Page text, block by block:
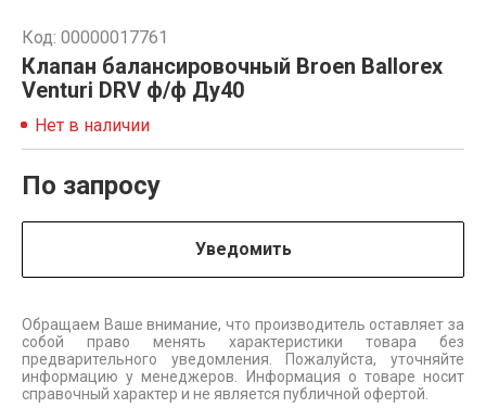
Код: 00000017761
Клапан балансировочный Broen Ballorex
Venturi DRV ф/ф Ду40
Нет в наличии
По запросу
Уведомить
Обращаем Ваше внимание, что производитель оставляет за
собой право менять характеристики товара без
предварительного уведомления. Пожалуйста, уточняйте
информацию у менеджеров. Информация о товаре носит
справочный характер и не является публичной офертой.